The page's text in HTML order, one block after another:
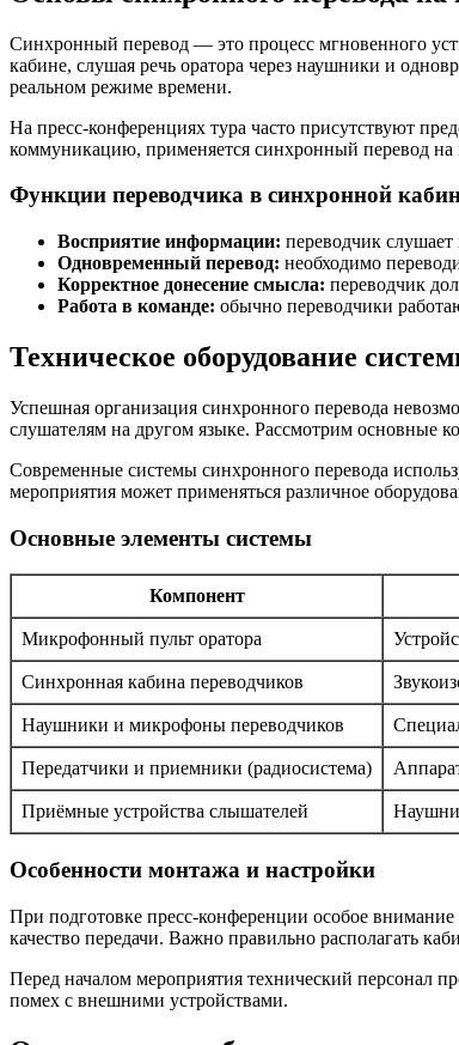
Синхронный перевод — это процесс мгновенного
кабине, слушая речь оратора через наушники и
реальном режиме времени.
На пресс-конференциях тура часто присутствуют
коммуникацию, применяется синхронный перевод на
Функции переводчика в синхронной
Восприятие информации: переводчик
Одновременный перевод: необходимо
Корректное донесение смысла: переводчик
Работа в команде: обычно переводчики
Техническое оборудование
Успешная организация синхронного перевода
слушателям на другом языке. Рассмотрим основные
Современные системы синхронного перевода
мероприятия может применяться различное
Основные элементы системы
Компонент
Микрофонный пульт оратора
Синхронная кабина переводчиков
Наушники и микрофоны переводчиков
Передатчики и приемники (радиосистема)
Приёмные устройства слышателей
Особенности монтажа и настройки
При подготовке пресс-конференции особое
качество передачи. Важно правильно располагать
Перед началом мероприятия технический персонал
помех с внешними устройствами.